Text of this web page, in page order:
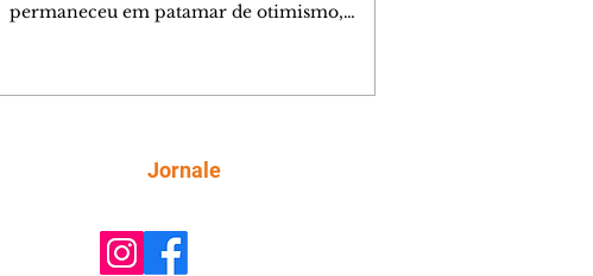
permaneceu em patamar de otimismo,
mais criteriosa nas decisões de compra,
(FecomercioSP). O Índice de Confiança do
Jornale